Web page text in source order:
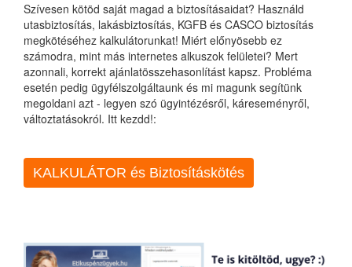
Szívesen kötöd saját magad a biztosításaidat? Használd
utasbiztosítás, lakásbiztosítás, KGFB és CASCO biztosítás
megkötéséhez kalkulátorunkat! Miért előnyösebb ez
számodra, mint más internetes alkuszok felületei? Mert
azonnali, korrekt ajánlatösszehasonlítást kapsz. Probléma
esetén pedig ügyfélszolgáltaunk és mi magunk segítünk
megoldani azt - legyen szó ügyintézésről, káreseményről,
változtatásokról. Itt kezdd!:
KALKULÁTOR és Biztosításkötés